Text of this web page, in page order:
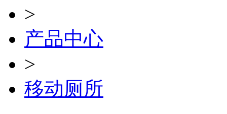
>
产品中心
>
移动厕所